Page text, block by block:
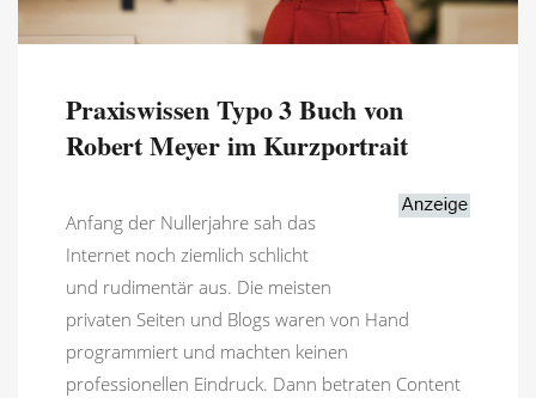
Praxiswissen Typo 3 Buch von
Robert Meyer im Kurzportrait
Anfang der Nullerjahre sah das
Internet noch ziemlich schlicht
und rudimentär aus. Die meisten
privaten Seiten und Blogs waren von Hand
programmiert und machten keinen
professionellen Eindruck. Dann betraten Content